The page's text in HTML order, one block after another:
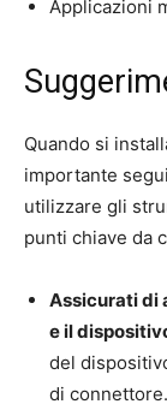
Applicazioni
Quando si
importante
utilizzare gli
punti chiave da
Assicurati di
e il
del
di connettore.